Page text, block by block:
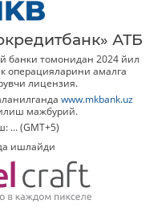
АТБ
банки томонидан 2024 йил
операцияларини амалга
лицензия.
www.mkbank.uz
мажбурий.
... (GMT+5)
ишлайди